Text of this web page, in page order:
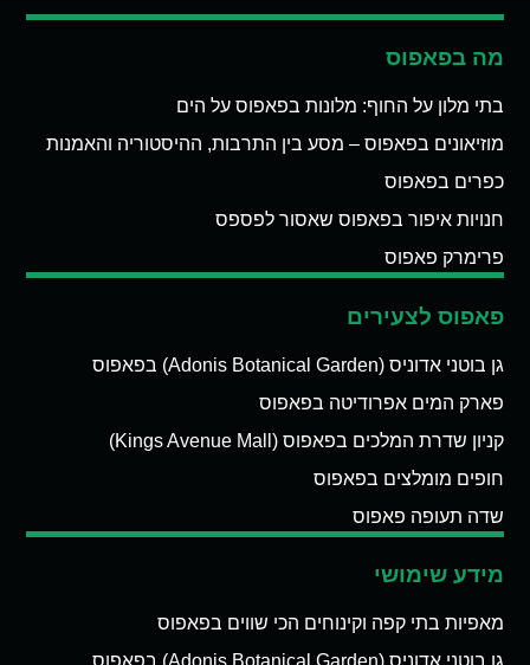
מה בפאפוס
בתי מלון על החוף: מלונות בפאפוס על הים
מוזיאונים בפאפוס – מסע בין התרבות, ההיסטוריה והאמנות
כפרים בפאפוס
חנויות איפור בפאפוס שאסור לפספס
פרימרק פאפוס
פאפוס לצעירים
גן בוטני אדוניס (Adonis Botanical Garden) בפאפוס
פארק המים אפרודיטה בפאפוס
קניון שדרת המלכים בפאפוס (Kings Avenue Mall)
חופים מומלצים בפאפוס
שדה תעופה פאפוס
מידע שימושי
מאפיות בתי קפה וקינוחים הכי שווים בפאפוס